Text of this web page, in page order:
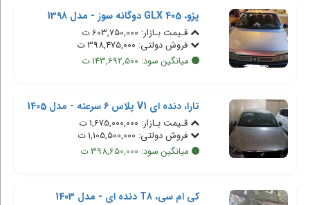
پژو، 405 GLX دوگانه سوز - مدل 1398
قـیمت بـازار: 603,750,000 ت
فروش دولتی: 398,475,000 ت
میانگین سود: 143,692,500 ت
تارا، دنده ای V1 پلاس 6 سرعته - مدل 1405
قـیمت بـازار: 1,675,000,000 ت
فروش دولتی: 1,105,500,000 ت
میانگین سود: 398,650,000 ت
کی ام سی، T8 دنده ای - مدل 1403